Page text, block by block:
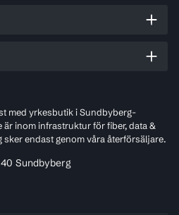
med yrkesbutik i Sundbyberg-
inom infrastruktur för fiber, data &
sker endast genom våra återförsäljare.
Sundbyberg